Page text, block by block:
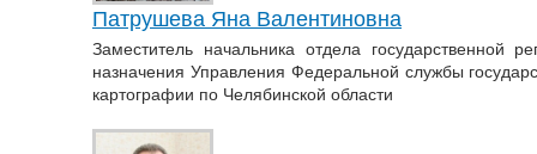
Патрушева Яна Валентиновна
Заместитель начальника отдела государственной
назначения Управления Федеральной службы
картографии по Челябинской области